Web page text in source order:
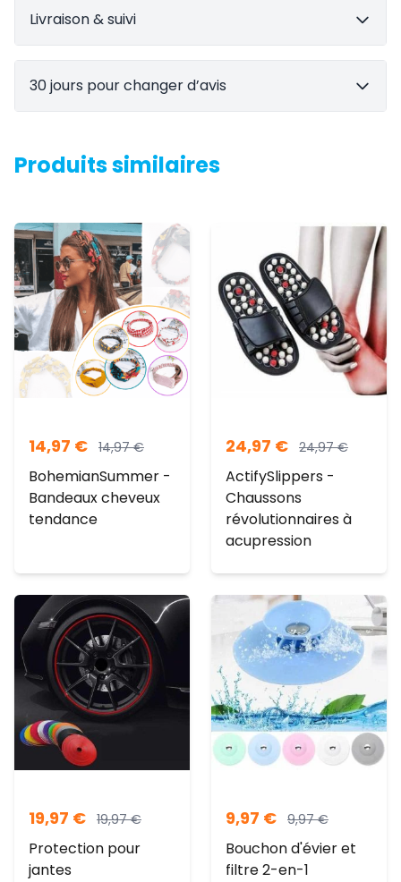
Livraison & suivi
30 jours pour changer d’avis
Produits similaires
14,97 € 14,97€
BohemianSummer -
Bandeaux cheveux
tendance
24,97 € 24,97€
ActifySlippers -
Chaussons
révolutionnaires à
acupression
19,97 € 19,97€
Protection pour
jantes
9,97 € 9,97€
Bouchon d'évier et
filtre 2-en-1